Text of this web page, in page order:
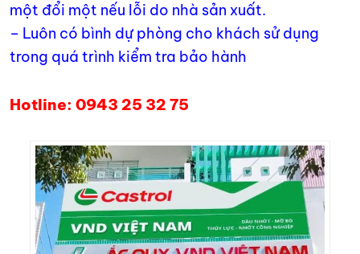
một đổi một nếu lỗi do nhà sản xuất.
– Luôn có bình dự phòng cho khách sử dụng
trong quá trình kiểm tra bảo hành
Hotline: 0943 25 32 75